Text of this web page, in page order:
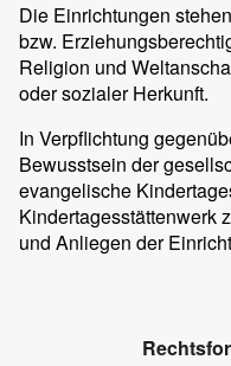
Die Einrichtungen
bzw.
Religion und
oder sozialer Herkunft.
In Verpflichtung
Bewusstsein der
evangelische
Kindertagesstättenwerk
und Anliegen der